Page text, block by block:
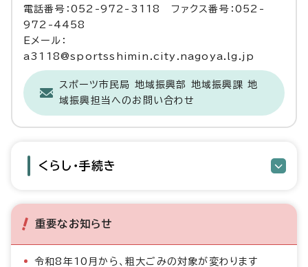
電話番号：052-972-3118 ファクス番号：052-
972-4458
Eメール：
a3118@sportsshimin.city.nagoya.lg.jp
スポーツ市民局 地域振興部 地域振興課 地
域振興担当へのお問い合わせ
くらし・手続き
重要なお知らせ
令和8年10月から、粗大ごみの対象が変わります